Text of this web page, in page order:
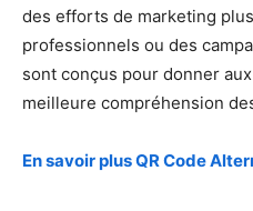
des efforts de marketing
professionnels ou des
sont conçus pour donner
meilleure compréhension
En savoir plus QR Code